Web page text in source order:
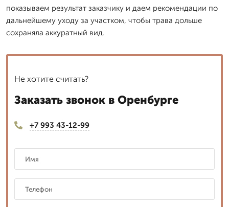
показываем результат заказчику и даем рекомендации по
дальнейшему уходу за участком, чтобы трава дольше
сохраняла аккуратный вид.
Не хотите считать?
Заказать звонок в Оренбурге
+7 993 43-12-99